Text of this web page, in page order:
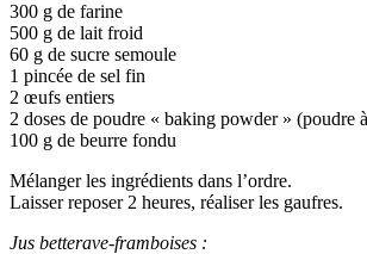
300 g de farine
500 g de lait froid
60 g de sucre semoule
1 pincée de sel fin
2 œufs entiers
2 doses de poudre « baking powder » (poudre
100 g de beurre fondu
Mélanger les ingrédients dans l’ordre.
Laisser reposer 2 heures, réaliser les gaufres.
Jus betterave-framboises :